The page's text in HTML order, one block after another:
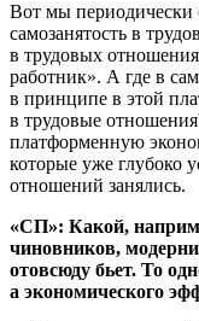
Вот мы
самозанятость в
в трудовых
работник». А где в
в принципе в этой
в трудовые
платформенную
которые уже глубоко
отношений занялись.
«СП»: Какой,
чиновников,
отовсюду бьет. То
а экономического